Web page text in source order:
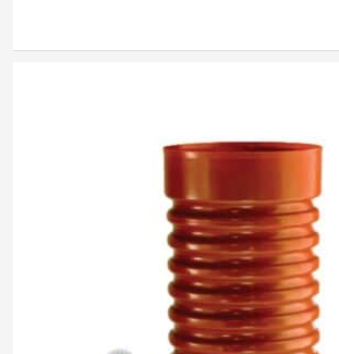
1000
Wavin
antal